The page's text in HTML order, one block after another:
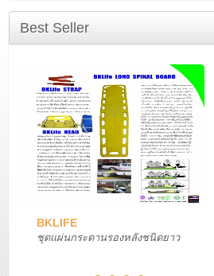
Best Seller
BKLIFE
ชุดแผ่นกระดานรองหลังชนิดยาว